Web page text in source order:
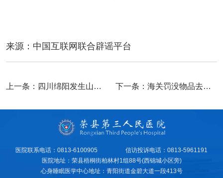
来源：中国互联网联合辟谣平台
上一条： 四川绵阳发生山体火灾系谣言——今日辟谣（2025年12月3日） 下一条：海关罚没物品去哪了——今日辟谣（2025年11月5日）
医院联系电话：0813-6100905
信访投诉电话：0813-5961191
医院地址：荣县梧桐街柏林村1组88号(西锦城小区旁)
心身睡眠医学中心地址：青阳街道金碧大道一段413号